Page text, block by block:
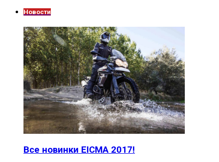
Новости
Все новинки EICMA 2017!